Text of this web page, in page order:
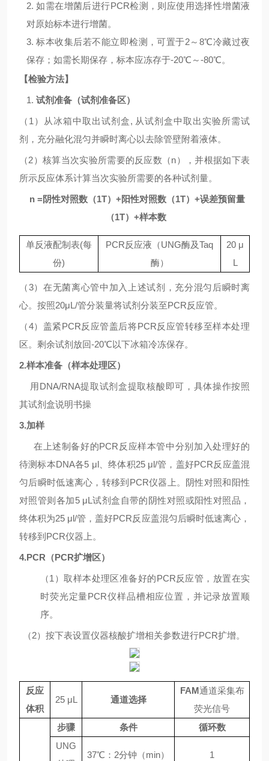
2.如需在增菌后进行PCR检测，则应使用选择性增菌液
对原始标本进行增菌。
3.标本收集后若不能立即检测，可置于2～ 8℃冷藏过夜
保存；如需长期保存，标本应冻存于-20℃～-80℃。
【检验方法】
1. 试剂准备（试剂准备区）
（ 1 ）从冰箱中取出试剂盒, 从试剂盒中取出实验所需试
剂，充分融化混匀并瞬时离心以去除管壁附着液体。
（2）核算当次实验所需要的反应数（n），并根据如下表
所示反应体系计算当次实验所需要的各种试剂量。
n = 阴性对照数（1T） +阳性对照数（1T） +误差预留量
（1T） +样本数
单反液配制表(每
份)
PCR反应液（UNG酶及Taq
酶）
20 μ
L
（3）在无菌离心管中加入上述试剂，充分混匀后瞬时离
心。按照20μL/管分装量将试剂分装至PCR反应管。
（4）盖紧PCR反应管盖后将PCR反应管转移至样本处理
区。剩余试剂放回-20℃以下冰箱冷冻保存。
2.样本准备（样本处理区）
用 DNA/RNA提取试剂盒提取核酸即可，具体操作按照
其试剂盒说明书操
3.加样
在上述制备好的PCR 反应样本管中分别加入处理好的
待测标本DNA各5 μl、终体积25 μl/管，盖好PCR反应盖混
匀后瞬时低速离心，转移到 PCR仪器上。阴性对照和阳性
对照管则各加5 μL 试剂盒自带的阴性对照或阳性对照品，
终体积为25 μl/管，盖好PCR反应盖混匀后瞬时低速离心，
转移到 PCR仪器上。
4.PCR （PCR扩增区）
（1 ）取样本处理区准备好的PCR反应管，放置在实
时荧光定量PCR仪样品槽相应位置，并记录放置顺
序。
（2）按下表设置仪器核酸扩增相关参数进行PCR扩增。
反应
体积
25 μL 通道选择
FAM通道采集布
荧光信号
步骤
条件
循环数
UNG
37℃ ： 2分钟（min） 1